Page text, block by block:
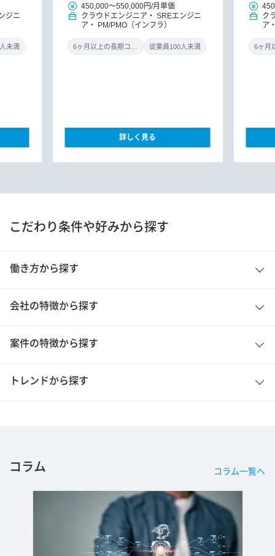
ジニ
未満
450,000～550,000円/月単価
クラウドエンジニア
SREエンジニ
ア
PM/PMO（インフラ）
従業員100人未満
詳しく見る
ク
ア
こだわり条件や好みから探す
働き方から探す
会社の特徴から探す
案件の特徴から探す
トレンドから探す
コラム コラム一覧へ